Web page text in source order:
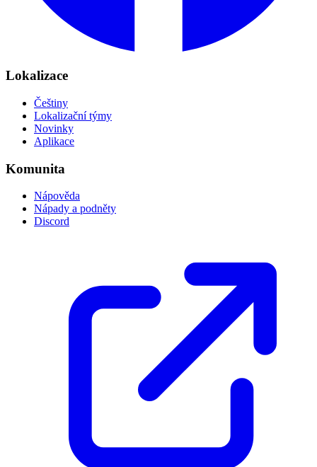
Lokalizace
Češtiny
Lokalizační týmy
Novinky
Aplikace
Komunita
Nápověda
Nápady a podněty
Discord